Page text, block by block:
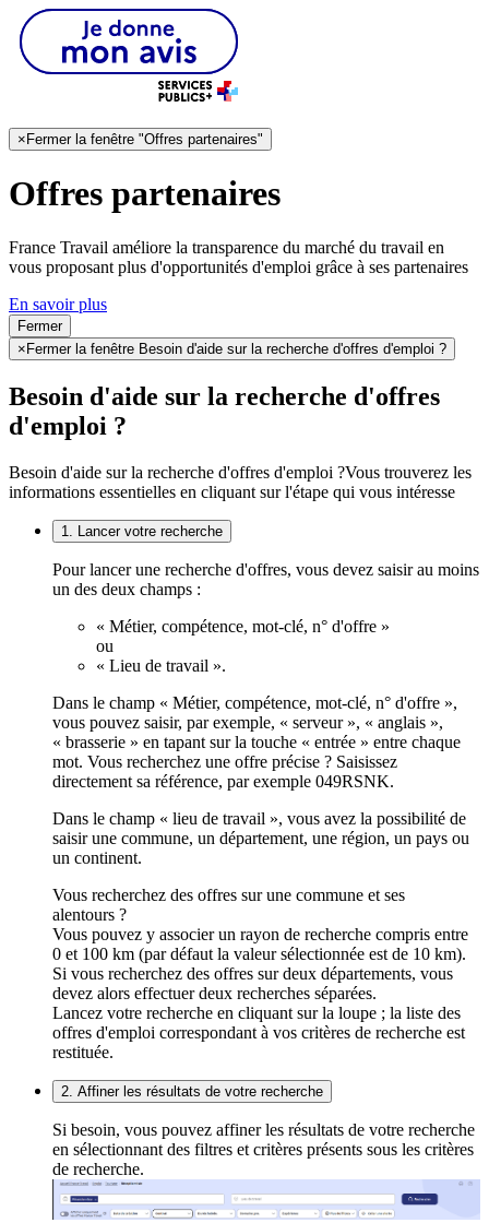
× Fermer la fenêtre "Offres partenaires"
Offres partenaires
France Travail améliore la transparence du marché du travail en
vous proposant plus d'opportunités d'emploi grâce à ses partenaires
En savoir plus
Fermer
× Fermer la fenêtre Besoin d'aide sur la recherche d'offres d'emploi ?
Besoin d'aide sur la recherche d'offres
d'emploi ?
Besoin d'aide sur la recherche d'offres d'emploi ?Vous trouverez les
informations essentielles en cliquant sur l'étape qui vous intéresse
1. Lancer votre recherche
Pour lancer une recherche d'offres, vous devez saisir au moins
un des deux champs :
« Métier, compétence, mot-clé, n° d'offre »
ou
« Lieu de travail ».
Dans le champ « Métier, compétence, mot-clé, n° d'offre »,
vous pouvez saisir, par exemple, « serveur », « anglais »,
« brasserie » en tapant sur la touche « entrée » entre chaque
mot. Vous recherchez une offre précise ? Saisissez
directement sa référence, par exemple 049RSNK.
Dans le champ « lieu de travail », vous avez la possibilité de
saisir une commune, un département, une région, un pays ou
un continent.
Vous recherchez des offres sur une commune et ses
alentours ?
Vous pouvez y associer un rayon de recherche compris entre
0 et 100 km (par défaut la valeur sélectionnée est de 10 km).
Si vous recherchez des offres sur deux départements, vous
devez alors effectuer deux recherches séparées.
Lancez votre recherche en cliquant sur la loupe ; la liste des
offres d'emploi correspondant à vos critères de recherche est
restituée.
2. Affiner les résultats de votre recherche
Si besoin, vous pouvez affiner les résultats de votre recherche
en sélectionnant des filtres et critères présents sous les critères
de recherche.